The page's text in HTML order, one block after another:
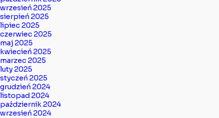
wrzesień 2025
sierpień 2025
lipiec 2025
czerwiec 2025
maj 2025
kwiecień 2025
marzec 2025
luty 2025
styczeń 2025
grudzień 2024
listopad 2024
październik 2024
wrzesień 2024